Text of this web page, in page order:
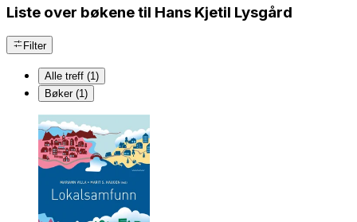
Liste over bøkene til Hans Kjetil Lysgård
Filter
Alle treff (1)
Bøker (1)